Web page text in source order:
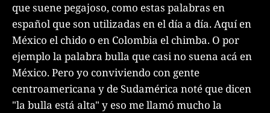
que suene pegajoso, como estas palabras en
español que son utilizadas en el día a día. Aquí en
México el chido o en Colombia el chimba. O por
ejemplo la palabra bulla que casi no suena acá en
México. Pero yo conviviendo con gente
centroamericana y de Sudamérica noté que dicen
"la bulla está alta" y eso me llamó mucho la